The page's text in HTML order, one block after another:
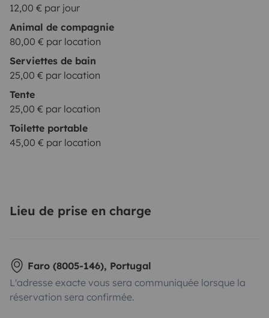
12,00 € par jour
Animal de compagnie
80,00 € par location
Serviettes de bain
25,00 € par location
Tente
25,00 € par location
Toilette portable
45,00 € par location
Lieu de prise en charge
Faro (8005-146), Portugal
L'adresse exacte vous sera communiquée lorsque la
réservation sera confirmée.